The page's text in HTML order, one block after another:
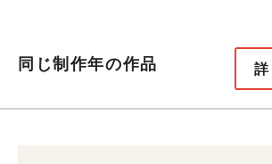
同じ制作年の作品